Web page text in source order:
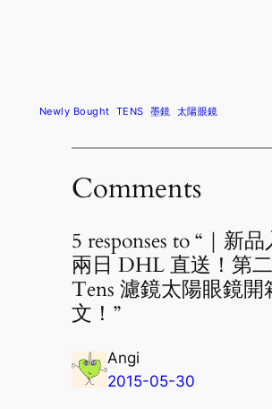
Newly Bought TENS 墨鏡 太陽眼鏡
Comments
5 responses to “｜新品
兩日 DHL 直送！第
Tens 濾鏡太陽眼鏡開
文！”
Angi
2015-05-30